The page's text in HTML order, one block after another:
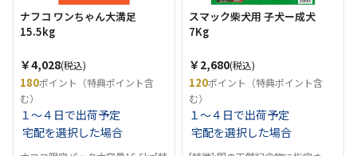
ナフコ ワンちゃん大満足
15.5kg
￥4,028(税込)
180ポイント（特典ポイント含
む）
１～４日で出荷予定
宅配を選択した場合
スマック柴犬用 子犬ー成犬
7Kg
￥2,680(税込)
120ポイント（特典ポイント含
む）
１～４日で出荷予定
宅配を選択した場合